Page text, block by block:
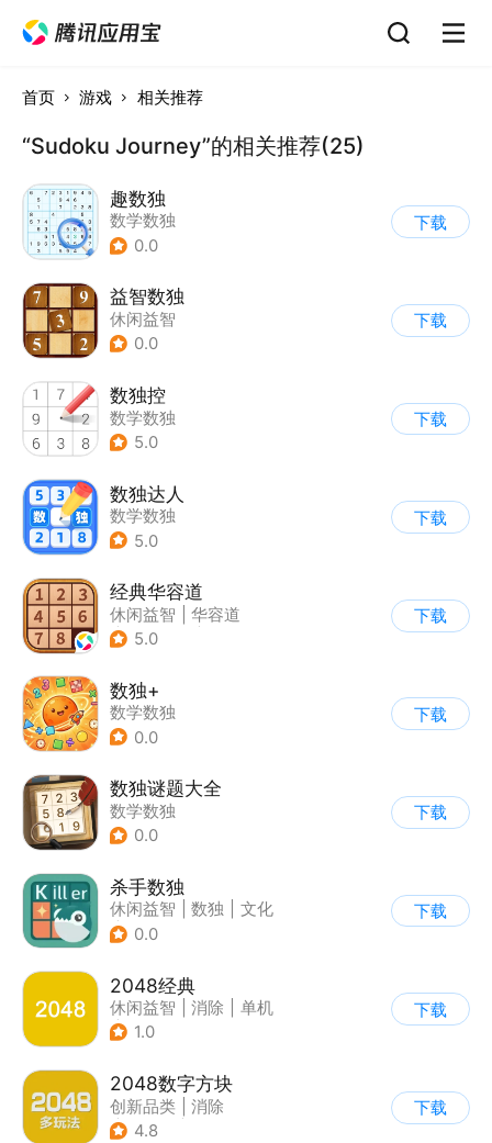
首页 游戏 相关推荐
“Sudoku Journey”的相关推荐(25)
趣数独
数学数独
0.0
下载
益智数独
休闲益智
0.0
下载
数独控
数学数独
5.0
下载
数独达人
数学数独
5.0
下载
经典华容道
休闲益智
华容道
| 学习教育
5.0
下载
数独+
数学数独
0.0
下载
数独谜题大全
数学数独
0.0
下载
杀手数独
休闲益智 数独
文化
| 学习教育
0.0
下载
2048经典
休闲益智 消除
单机
| 合成
1.0
下载
2048数字方块
创新品类
消除
| 多比特
4.8
下载